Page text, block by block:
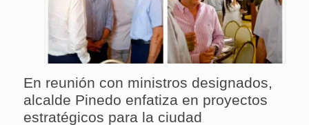
En reunión con ministros designados,
alcalde Pinedo enfatiza en proyectos
estratégicos para la ciudad